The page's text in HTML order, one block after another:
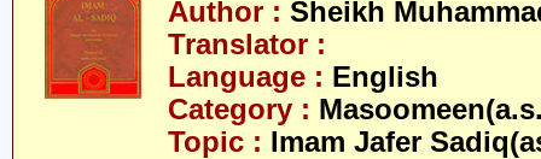
Author : Sheikh
Translator :
Language : English
Category :
Topic : Imam Jafer